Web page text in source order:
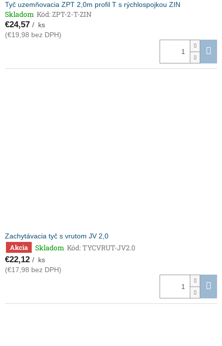
Tyč uzemňovacia ZPT 2,0m profil T s rýchlospojkou ZIN
Skladom Kód:ZPT-2-T-ZIN
€24,57 / ks
(€19,98 bez DPH)
Zachytávacia tyč s vrutom JV 2,0
Akcia Skladom Kód:TYCVRUT-JV2.0
€22,12 / ks
(€17,98 bez DPH)